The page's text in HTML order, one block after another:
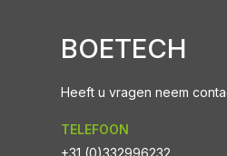
BOETECH
Heeft u vragen neem
TELEFOON